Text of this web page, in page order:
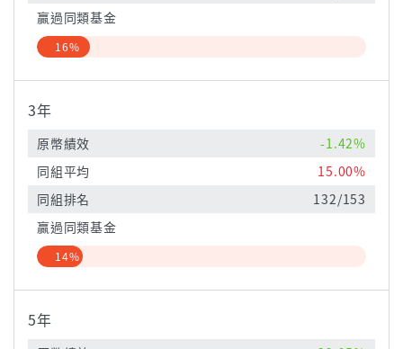
贏過同類基金
16%
3年
原幣績效
-1.42%
同組平均
15.00%
同組排名
132/153
贏過同類基金
14%
5年